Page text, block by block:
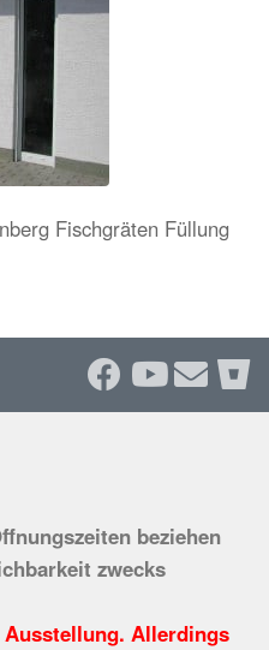
Fischgräten Füllung
beziehen
zwecks
Ausstellung. Allerdings